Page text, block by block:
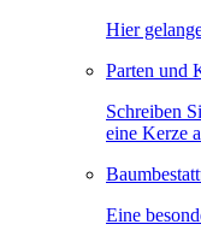
Hier
Parten und
Schreiben
eine Kerze
Eine